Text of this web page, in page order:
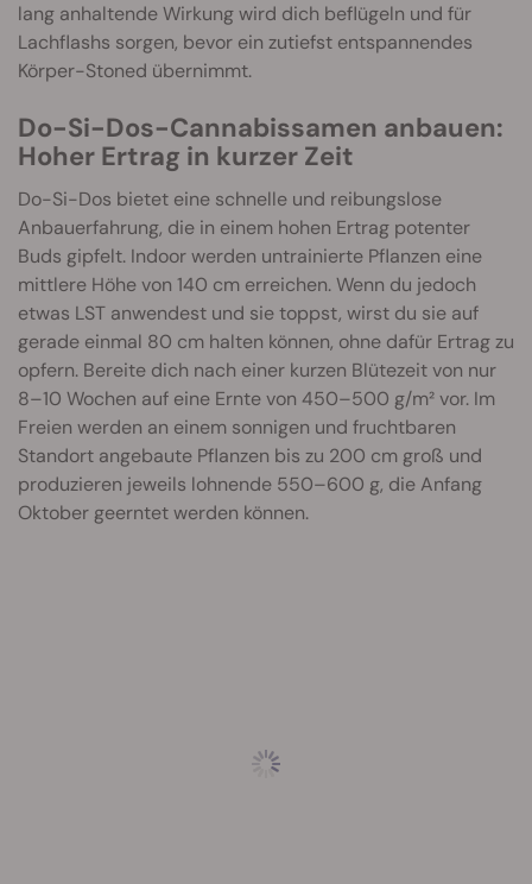
lang anhaltende Wirkung wird dich beflügeln und für
Lachflashs sorgen, bevor ein zutiefst entspannendes
Körper-Stoned übernimmt.
Do-Si-Dos-Cannabissamen anbauen:
Hoher Ertrag in kurzer Zeit
Do-Si-Dos bietet eine schnelle und reibungslose
Anbauerfahrung, die in einem hohen Ertrag potenter
Buds gipfelt. Indoor werden untrainierte Pflanzen eine
mittlere Höhe von 140 cm erreichen. Wenn du jedoch
etwas LST anwendest und sie toppst, wirst du sie auf
gerade einmal 80 cm halten können, ohne dafür Ertrag zu
opfern. Bereite dich nach einer kurzen Blütezeit von nur
8–10 Wochen auf eine Ernte von 450–500 g/m² vor. Im
Freien werden an einem sonnigen und fruchtbaren
Standort angebaute Pflanzen bis zu 200 cm groß und
produzieren jeweils lohnende 550–600 g, die Anfang
Oktober geerntet werden können.